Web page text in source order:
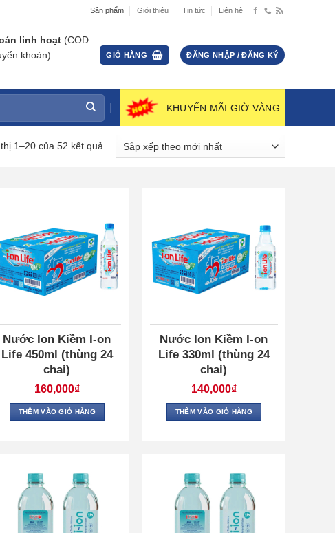
Sản phẩm Giới thiệu Tin tức Liên hệ
linh hoạt (COD
khoản)
GIỎ HÀNG ĐĂNG NHẬP / ĐĂNG KÝ
KHUYẾN MÃI GIỜ VÀNG
1–20 của 52 kết quảĐã
sắp
nhất
Nước Ion Kiềm I-on
Life 450ml (thùng 24
chai)
160,000₫
THÊM VÀO GIỎ HÀNG
Nước Ion Kiềm I-on
Life 330ml (thùng 24
chai)
140,000₫
THÊM VÀO GIỎ HÀNG